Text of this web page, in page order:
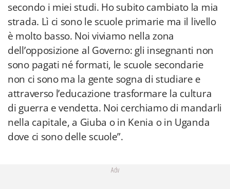
secondo i miei studi. Ho subito cambiato la mia
strada. Lì ci sono le scuole primarie ma il livello
è molto basso. Noi viviamo nella zona
dell’opposizione al Governo: gli insegnanti non
sono pagati né formati, le scuole secondarie
non ci sono ma la gente sogna di studiare e
attraverso l’educazione trasformare la cultura
di guerra e vendetta. Noi cerchiamo di mandarli
nella capitale, a Giuba o in Kenia o in Uganda
dove ci sono delle scuole”.
Adv